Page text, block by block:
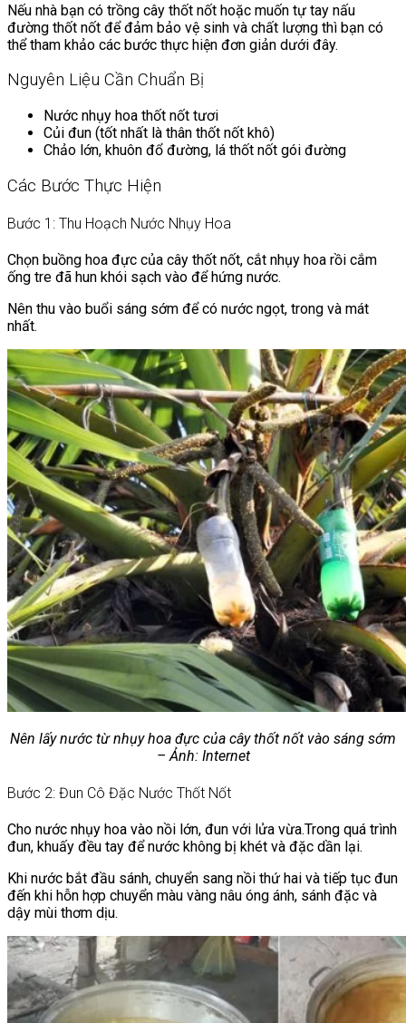
Nếu nhà bạn có trồng cây thốt nốt hoặc muốn tự tay nấu
đường thốt nốt để đảm bảo vệ sinh và chất lượng thì bạn có
thể tham khảo các bước thực hiện đơn giản dưới đây.
Nguyên Liệu Cần Chuẩn Bị
Nước nhụy hoa thốt nốt tươi
Củi đun (tốt nhất là thân thốt nốt khô)
Chảo lớn, khuôn đổ đường, lá thốt nốt gói đường
Các Bước Thực Hiện
Bước 1: Thu Hoạch Nước Nhụy Hoa
Chọn buồng hoa đực của cây thốt nốt, cắt nhụy hoa rồi cắm
ống tre đã hun khói sạch vào để hứng nước.
Nên thu vào buổi sáng sớm để có nước ngọt, trong và mát
nhất.
Nên lấy nước từ nhụy hoa đực của cây thốt nốt vào sáng sớm
– Ảnh: Internet
Bước 2: Đun Cô Đặc Nước Thốt Nốt
Cho nước nhụy hoa vào nồi lớn, đun với lửa vừa.Trong quá trình
đun, khuấy đều tay để nước không bị khét và đặc dần lại.
Khi nước bắt đầu sánh, chuyển sang nồi thứ hai và tiếp tục đun
đến khi hỗn hợp chuyển màu vàng nâu óng ánh, sánh đặc và
dậy mùi thơm dịu.